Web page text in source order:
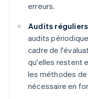
erreurs.
Audits
audits
cadre de
qu'elles restent
les méthodes
nécessaire en